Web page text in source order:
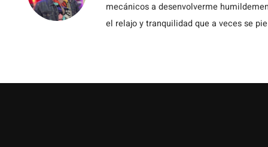
mecánicos a desenvolverme
el relajo y tranquilidad que a veces se